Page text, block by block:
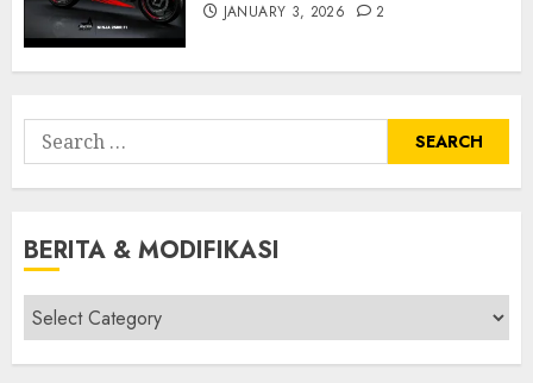
JANUARY 3, 2026 2
Search
for:
BERITA & MODIFIKASI
Berita
&
Modifikasi